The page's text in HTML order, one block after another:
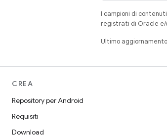
I campioni di
registrati di Oracle e/
Ultimo
CREA
Repository per Android
Requisiti
Download